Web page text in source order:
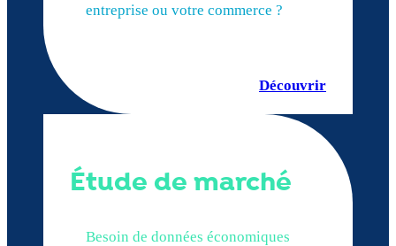
entreprise ou votre commerce ?
Découvrir
Étude de marché
Besoin de données économiques